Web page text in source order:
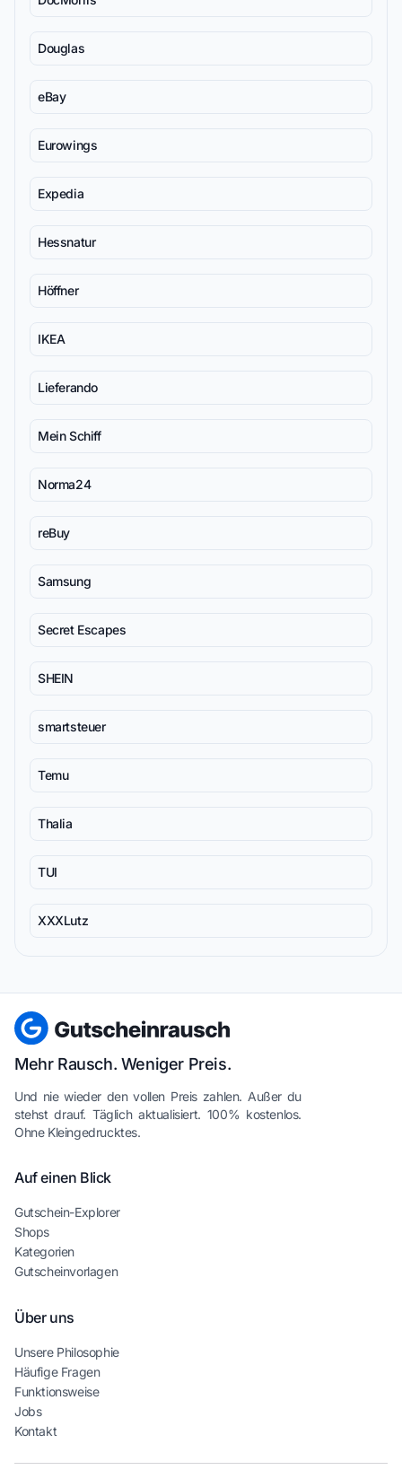
Douglas
eBay
Eurowings
Expedia
Hessnatur
Höffner
IKEA
Lieferando
Mein Schiff
Norma24
reBuy
Samsung
Secret Escapes
SHEIN
smartsteuer
Temu
Thalia
TUI
XXXLutz
Mehr Rausch. Weniger Preis.
Und nie wieder den vollen Preis zahlen. Außer du
stehst drauf. Täglich aktualisiert. 100% kostenlos.
Ohne Kleingedrucktes.
Auf einen Blick
Gutschein-Explorer
Shops
Kategorien
Gutscheinvorlagen
Über uns
Unsere Philosophie
Häufige Fragen
Funktionsweise
Jobs
Kontakt